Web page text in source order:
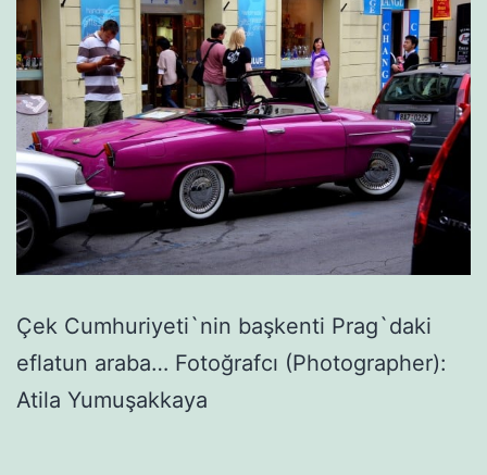
Çek Cumhuriyeti`nin başkenti Prag`daki
eflatun araba… Fotoğrafcı (Photographer):
Atila Yumuşakkaya